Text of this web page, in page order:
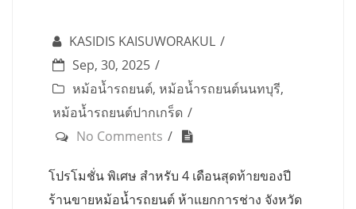
KASIDIS KAISUWORAKUL
Sep, 30, 2025
หม้อน้ำรถยนต์, หม้อน้ำรถยนต์นนทบุรี,
หม้อน้ำรถยนต์ปากเกร็ด
No Comments
โปรโมชั่น พิเศษ สำหรับ 4 เดือนสุดท้ายของปี
ร้านขายหม้อน้ำรถยนต์ ห้าแยกการช่าง จังหวัด